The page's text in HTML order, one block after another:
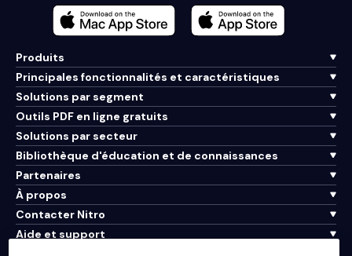
Produits
Principales fonctionnalités et caractéristiques
Solutions par segment
Outils PDF en ligne gratuits
Solutions par secteur
Bibliothèque d'éducation et de connaissances
Partenaires
À propos
Contacter Nitro
Aide et support